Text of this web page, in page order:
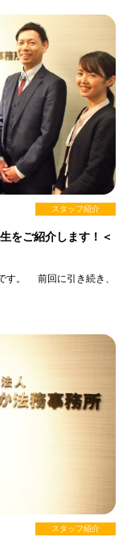
スタッフ紹介
をご紹介します！＜
す。 前回に引き続き、
スタッフ紹介